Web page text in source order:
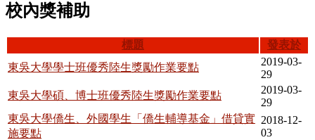
校內獎補助
標題
發表於
東吳大學學士班優秀陸生獎勵作業要點
2019-03-
29
東吳大學碩、博士班優秀陸生獎勵作業要點
2019-03-
29
東吳大學僑生、外國學生「僑生輔導基金」借貸實
施要點
2018-12-
03